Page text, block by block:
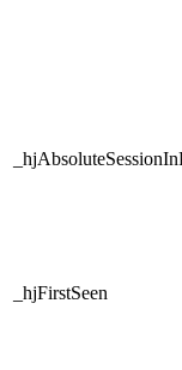
_hjFirstSeen